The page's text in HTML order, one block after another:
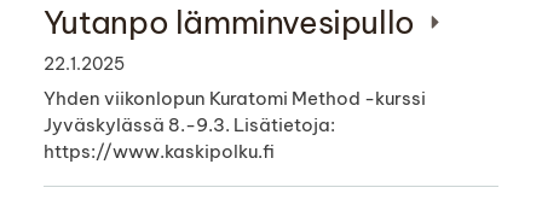
Yutanpo lämminvesipullo
22.1.2025
Yhden viikonlopun Kuratomi Method -kurssi
Jyväskylässä 8.-9.3. Lisätietoja:
https://www.kaskipolku.fi